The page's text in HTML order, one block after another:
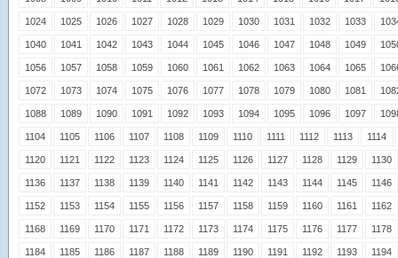
1024 1025 1026 1027 1028 1029 1030 1031 1032 1033
1040 1041 1042 1043 1044 1045 1046 1047 1048 1049
1056 1057 1058 1059 1060 1061 1062 1063 1064 1065
1072 1073 1074 1075 1076 1077 1078 1079 1080 1081
1088 1089 1090 1091 1092 1093 1094 1095 1096 1097
1104 1105 1106 1107 1108 1109 1110 1111 1112 1113 1114
1120 1121 1122 1123 1124 1125 1126 1127 1128 1129 1130
1136 1137 1138 1139 1140 1141 1142 1143 1144 1145 1146
1152 1153 1154 1155 1156 1157 1158 1159 1160 1161 1162
1168 1169 1170 1171 1172 1173 1174 1175 1176 1177 1178
1184 1185 1186 1187 1188 1189 1190 1191 1192 1193 1194